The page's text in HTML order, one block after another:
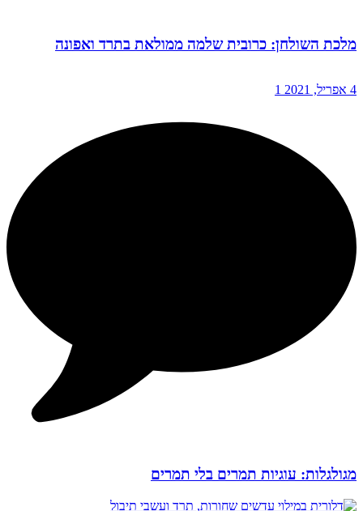
מלכת השולחן: כרובית שלמה ממולאת בתרד ואפונה
4 אפריל, 2021 1
מגולגלות: עוגיות תמרים בלי תמרים